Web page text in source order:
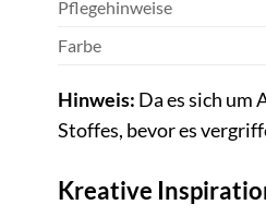
Pflegehinweise
Farbe
Hinweis: Da es sich um
Stoffes, bevor es
Kreative